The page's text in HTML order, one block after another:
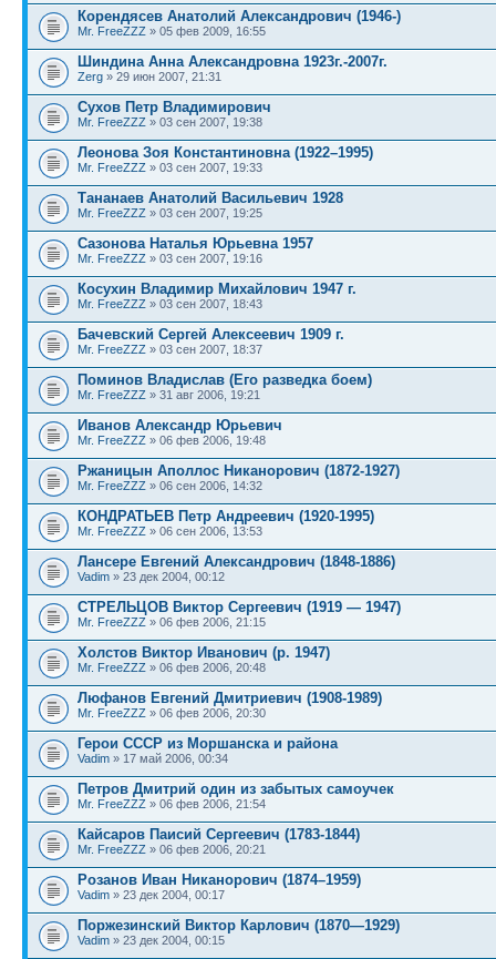
Корендясев Анатолий Александрович (1946-)
Mr. FreeZZZ » 05 фев 2009, 16:55
Шиндина Анна Александровна 1923г.-2007г.
Zerg » 29 июн 2007, 21:31
Сухов Петр Владимирович
Mr. FreeZZZ » 03 сен 2007, 19:38
Леонова Зоя Константиновна (1922–1995)
Mr. FreeZZZ » 03 сен 2007, 19:33
Тананаев Анатолий Васильевич 1928
Mr. FreeZZZ » 03 сен 2007, 19:25
Сазонова Наталья Юрьевна 1957
Mr. FreeZZZ » 03 сен 2007, 19:16
Косухин Владимир Михайлович 1947 г.
Mr. FreeZZZ » 03 сен 2007, 18:43
Бачевский Сергей Алексеевич 1909 г.
Mr. FreeZZZ » 03 сен 2007, 18:37
Поминов Владислав (Его разведка боем)
Mr. FreeZZZ » 31 авг 2006, 19:21
Иванов Александр Юрьевич
Mr. FreeZZZ » 06 фев 2006, 19:48
Ржаницын Аполлос Никанорович (1872-1927)
Mr. FreeZZZ » 06 сен 2006, 14:32
КОНДРАТЬЕВ Петр Андреевич (1920-1995)
Mr. FreeZZZ » 06 сен 2006, 13:53
Лансере Евгений Александрович (1848-1886)
Vadim » 23 дек 2004, 00:12
СТРЕЛЬЦОВ Виктор Сергеевич (1919 — 1947)
Mr. FreeZZZ » 06 фев 2006, 21:15
Холстов Виктор Иванович (р. 1947)
Mr. FreeZZZ » 06 фев 2006, 20:48
Люфанов Евгений Дмитриевич (1908-1989)
Mr. FreeZZZ » 06 фев 2006, 20:30
Герои СССР из Моршанска и района
Vadim » 17 май 2006, 00:34
Петров Дмитрий один из забытых самоучек
Mr. FreeZZZ » 06 фев 2006, 21:54
Кайсаров Паисий Сергеевич (1783-1844)
Mr. FreeZZZ » 06 фев 2006, 20:21
Розанов Иван Никанорович (1874–1959)
Vadim » 23 дек 2004, 00:17
Поржезинский Виктор Карлович (1870—1929)
Vadim » 23 дек 2004, 00:15